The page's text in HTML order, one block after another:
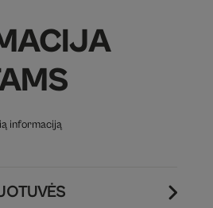
informaciją